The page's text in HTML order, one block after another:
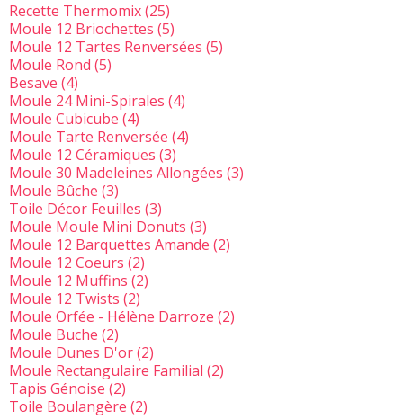
Recette Thermomix(25)
Moule 12 Briochettes (5)
Moule 12 Tartes Renversées (5)
Moule Rond (5)
Besave (4)
Moule 24 Mini-Spirales (4)
Moule Cubicube (4)
Moule Tarte Renversée (4)
Moule 12 Céramiques (3)
Moule 30 Madeleines Allongées (3)
Moule Bûche (3)
Toile Décor Feuilles (3)
Moule Moule Mini Donuts (3)
Moule 12 Barquettes Amande (2)
Moule 12 Coeurs (2)
Moule 12 Muffins (2)
Moule 12 Twists (2)
Moule Orfée - Hélène Darroze (2)
Moule Buche (2)
Moule Dunes D'or(2)
Moule Rectangulaire Familial (2)
Tapis Génoise (2)
Toile Boulangère (2)